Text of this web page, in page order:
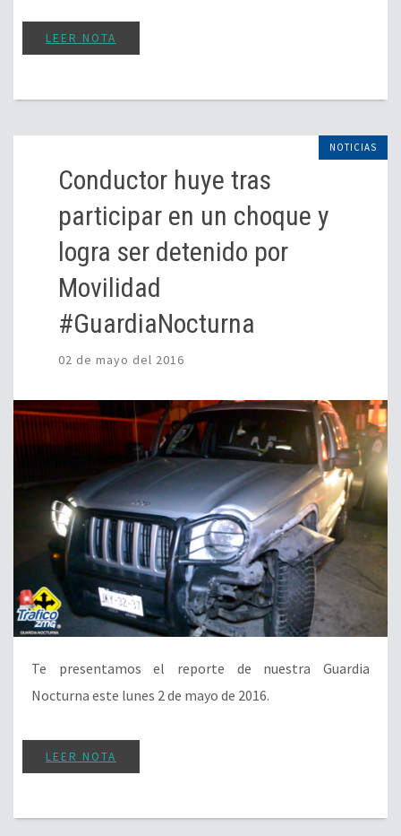
LEER NOTA
NOTICIAS
Conductor huye tras
participar en un choque y
logra ser detenido por
Movilidad
#GuardiaNocturna
02 de mayo del 2016
Te presentamos el reporte de nuestra Guardia
Nocturna este lunes 2 de mayo de 2016.
LEER NOTA